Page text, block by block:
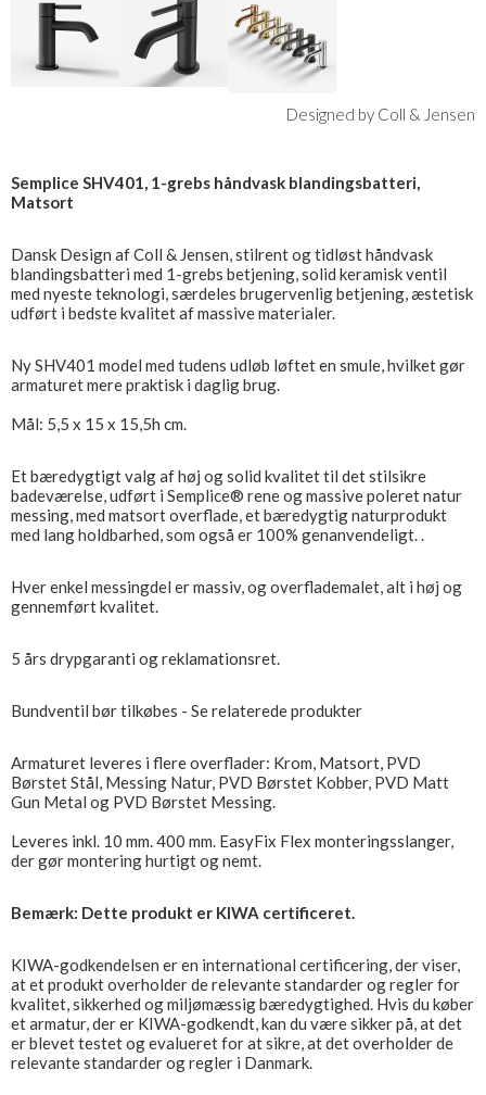
Designed by Coll & Jensen
Semplice SHV401, 1-grebs håndvask blandingsbatteri,
Matsort
Dansk Design af Coll & Jensen, stilrent og tidløst håndvask
blandingsbatteri med 1-grebs betjening, solid keramisk ventil
med nyeste teknologi, særdeles brugervenlig betjening, æstetisk
udført i bedste kvalitet af massive materialer.
Ny SHV401 model med tudens udløb løftet en smule, hvilket gør
armaturet mere praktisk i daglig brug.
Mål: 5,5 x 15 x 15,5h cm.
Et bæredygtigt valg af høj og solid kvalitet til det stilsikre
badeværelse, udført i Semplice® rene og massive poleret natur
messing, med matsort overflade, et bæredygtig naturprodukt
med lang holdbarhed, som også er 100% genanvendeligt. .
Hver enkel messingdel er massiv, og overflademalet, alt i høj og
gennemført kvalitet.
5 års drypgaranti og reklamationsret.
Bundventil bør tilkøbes - Se relaterede produkter
Armaturet leveres i flere overflader: Krom, Matsort, PVD
Børstet Stål, Messing Natur, PVD Børstet Kobber, PVD Matt
Gun Metal og PVD Børstet Messing.
Leveres inkl. 10 mm. 400 mm. EasyFix Flex monteringsslanger,
der gør montering hurtigt og nemt.
Bemærk: Dette produkt er KIWA certificeret.
KIWA-godkendelsen er en international certificering, der viser,
at et produkt overholder de relevante standarder og regler for
kvalitet, sikkerhed og miljømæssig bæredygtighed. Hvis du køber
et armatur, der er KIWA-godkendt, kan du være sikker på, at det
er blevet testet og evalueret for at sikre, at det overholder de
relevante standarder og regler i Danmark.